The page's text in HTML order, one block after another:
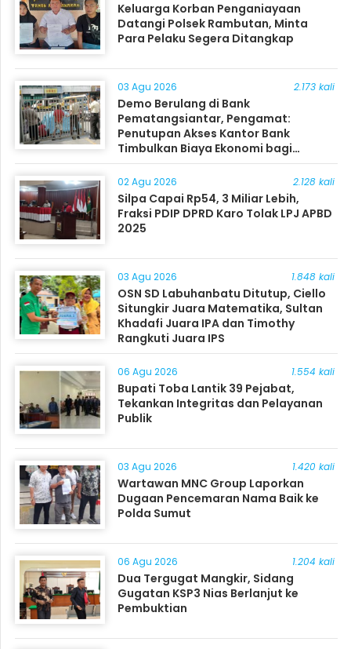
Keluarga Korban Penganiayaan
Datangi Polsek Rambutan, Minta
Para Pelaku Segera Ditangkap
03 Agu 2026 2.173 kali
Demo Berulang di Bank
Pematangsiantar, Pengamat:
Penutupan Akses Kantor Bank
Timbulkan Biaya Ekonomi bagi
Masyarakat
02 Agu 2026 2.128 kali
Silpa Capai Rp54, 3 Miliar Lebih,
Fraksi PDIP DPRD Karo Tolak LPJ APBD
2025
03 Agu 2026 1.848 kali
OSN SD Labuhanbatu Ditutup, Ciello
Situngkir Juara Matematika, Sultan
Khadafi Juara IPA dan Timothy
Rangkuti Juara IPS
06 Agu 2026 1.554 kali
Bupati Toba Lantik 39 Pejabat,
Tekankan Integritas dan Pelayanan
Publik
03 Agu 2026 1.420 kali
Wartawan MNC Group Laporkan
Dugaan Pencemaran Nama Baik ke
Polda Sumut
06 Agu 2026 1.204 kali
Dua Tergugat Mangkir, Sidang
Gugatan KSP3 Nias Berlanjut ke
Pembuktian